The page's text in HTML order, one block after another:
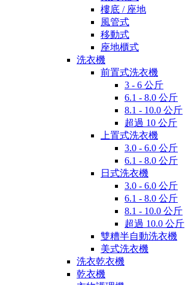
樓底 / 座地
風管式
移動式
座地櫃式
洗衣機
前置式洗衣機
3 - 6 公斤
6.1 - 8.0 公斤
8.1 - 10.0 公斤
超過 10 公斤
上置式洗衣機
3.0 - 6.0 公斤
6.1 - 8.0 公斤
日式洗衣機
3.0 - 6.0 公斤
6.1 - 8.0 公斤
8.1 - 10.0 公斤
超過 10.0 公斤
雙糟半自動洗衣機
美式洗衣機
洗衣乾衣機
乾衣機